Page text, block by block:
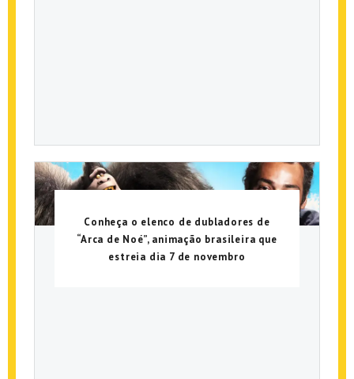
Conheça o elenco de dubladores de
“Arca de Noé”, animação brasileira que
estreia dia 7 de novembro